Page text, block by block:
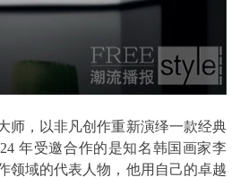
师，以非凡创作重新演绎一款经典
年受邀合作的是知名韩国画家李
领域的代表人物，他用自己的卓越